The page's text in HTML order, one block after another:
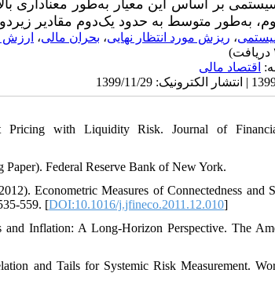
بر اساس این معیار به‌طور معناداری
به‌طور متوسط به حدود یک‌دوم مقادیر
، ریزش مورد انتظار نهایی، بحران مالی،
اقتصاد مالی
with Liquidity Risk. Journal of
Federal Reserve Bank of New York.
Econometric Measures of Connectedness and
559. [DOI:10.1016/j.jfineco.2011.12.010]
Inflation: A Long-Horizon Perspective. The
and Tails for Systemic Risk Measurement.